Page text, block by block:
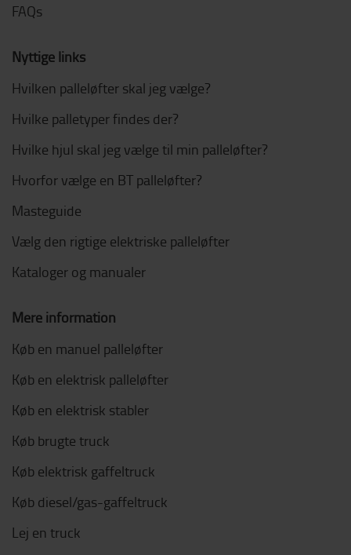
FAQs
Nyttige links
Hvilken palleløfter skal jeg vælge?
Hvilke palletyper findes der?
Hvilke hjul skal jeg vælge til min palleløfter?
Hvorfor vælge en BT palleløfter?
Masteguide
Vælg den rigtige elektriske palleløfter
Kataloger og manualer
Mere information
Køb en manuel palleløfter
Køb en elektrisk palleløfter
Køb en elektrisk stabler
Køb brugte truck
Køb elektrisk gaffeltruck
Køb diesel/gas-gaffeltruck
Lej en truck